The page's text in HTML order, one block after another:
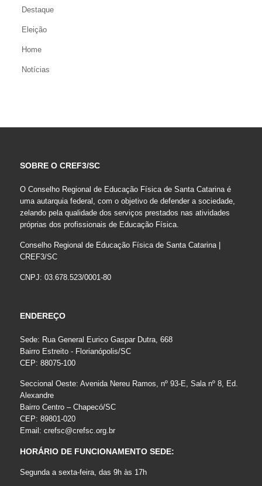
Destaque
Eleição
Home
Notícias
SOBRE O CREF3/SC
O Conselho Regional de Educação Física de Santa Catarina é
uma autarquia federal, com o objetivo de defender a sociedade,
zelando pela qualidade dos serviços prestados nas atividades
próprias dos profissionais de Educação Física.
Conselho Regional de Educação Física de Santa Catarina |
CREF3/SC
CNPJ: 03.678.523/0001-80
ENDEREÇO
Sede: Rua General Eurico Gaspar Dutra, 668
Bairro Estreito - Florianópolis/SC
CEP: 88075-100
Seccional Oeste: Avenida Nereu Ramos, nº 93-E, Sala nº 8, Ed.
Alexandre
Bairro Centro – Chapecó/SC
CEP: 89801-020
Email: crefsc@crefsc.org.br
HORÁRIO DE FUNCIONAMENTO SEDE:
Segunda a sexta-feira, das 9h às 17h